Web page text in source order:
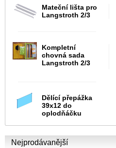
Mateční lišta pro
Langstroth 2/3
Kompletní
chovná sada
Langstroth 2/3
Dělící přepážka
39x12 do
oplodňáčku
Nejprodávanější